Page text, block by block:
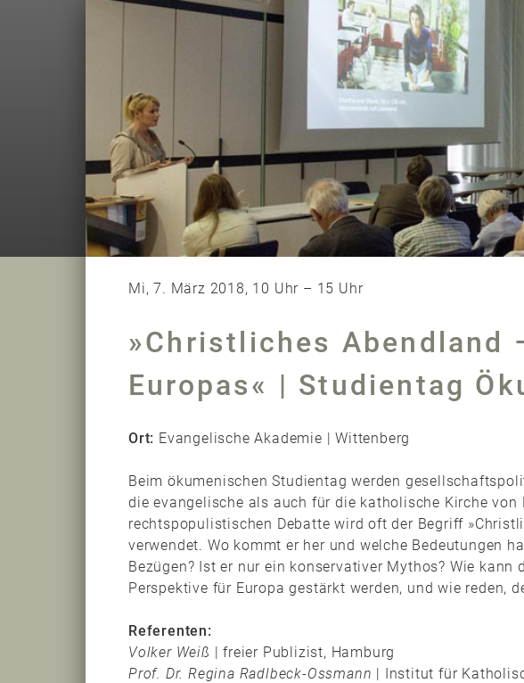
Mi, 7. März 2018, 10 Uhr – 15 Uhr
»Christliches Abendland
Europas« | Studientag
Ort: Evangelische Akademie | Wittenberg
Beim ökumenischen Studientag werden
die evangelische als auch für die katholische Kirche von
rechtspopulistischen Debatte wird oft der Begriff
verwendet. Wo kommt er her und welche Bedeutungen
Bezügen? Ist er nur ein konservativer Mythos? Wie
Perspektive für Europa gestärkt werden, und wie reden,
Referenten:
Volker Weiß | freier Publizist, Hamburg
Prof. Dr. Regina Radlbeck-Ossmann | Institut für